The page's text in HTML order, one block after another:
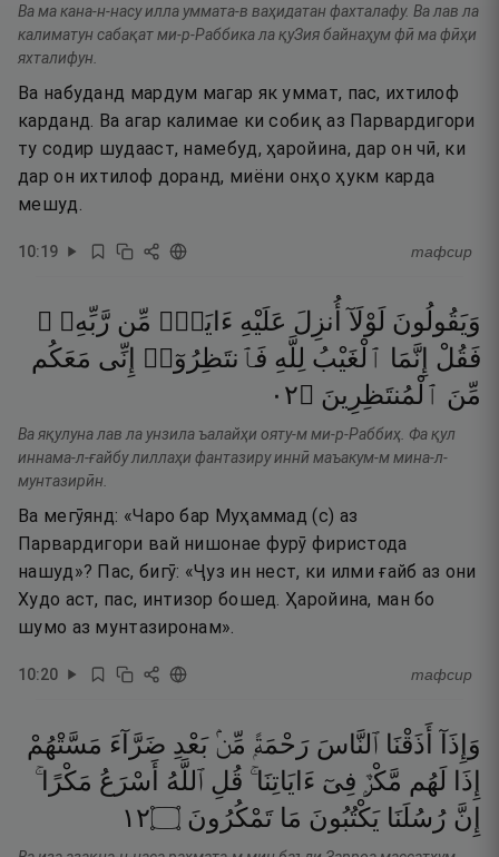
Ва ма кана-н-насу илла уммата-в ваҳидатан фахталафу. Ва лав ла
калиматун сабақат ми-р-Раббика ла қуЗия байнаҳум фӣ ма фӣҳи
яхталифун.
Ва набуданд мардум магар як уммат, пас, ихтилоф
карданд. Ва агар калимае ки собиқ аз Парвардигори
ту содир шудааст, намебуд, ҳаройина, дар он чӣ, ки
дар он ихтилоф доранд, миёни онҳо ҳукм карда
мешуд.
10:19 тафсир
وَيَقُولُونَ لَوْلَآ أُنزِلَ عَلَيْهِ ءَايَةٌۭ مِّن رَّبِّهِۦ ۖ
فَقُلْ إِنَّمَا ٱلْغَيْبُ لِلَّهِ فَٱنتَظِرُوٓا۟ إِنِّى مَعَكُم
مِّنَ ٱلْمُنتَظِرِينَ ۝٢٠
Ва яқулуна лав ла унзила ъалайҳи ояту-м ми-р-Раббиҳ. Фа қул
иннама-л-ғайбу лиллаҳи фантазиру иннӣ маъакум-м мина-л-
мунтазирӣн.
Ва мегӯянд: «Чаро бар Муҳаммад (с) аз
Парвардигори вай нишонае фурӯ фиристода
нашуд»? Пас, бигӯ: «Ҷуз ин нест, ки илми ғайб аз они
Худо аст, пас, интизор бошед. Ҳаройина, ман бо
шумо аз мунтазиронам».
10:20 тафсир
وَإِذَآ أَذَقْنَا ٱلنَّاسَ رَحْمَةًۭ مِّنۢ بَعْدِ ضَرَّآءَ مَسَّتْهُمْ
إِذَا
لَهُم مَّكْرٌۭ فِىٓ ءَايَاتِنَا ۚ قُلِ ٱللَّهُ أَسْرَعُ مَكْرًا ۚ
إِنَّ رُسُلَنَا يَكْتُبُونَ مَا تَمْكُرُونَ ۝٢١